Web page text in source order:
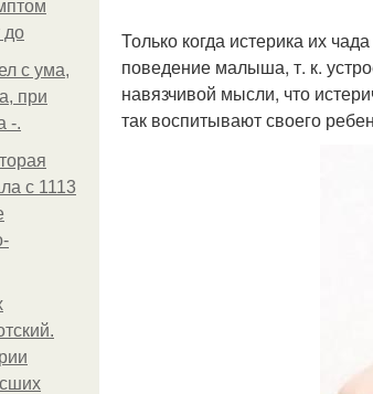
до
с ума,
при
-.
с 1113
Только когда истерика их
поведение малыша, т. к.
навязчивой мысли, что
так воспитывают своего